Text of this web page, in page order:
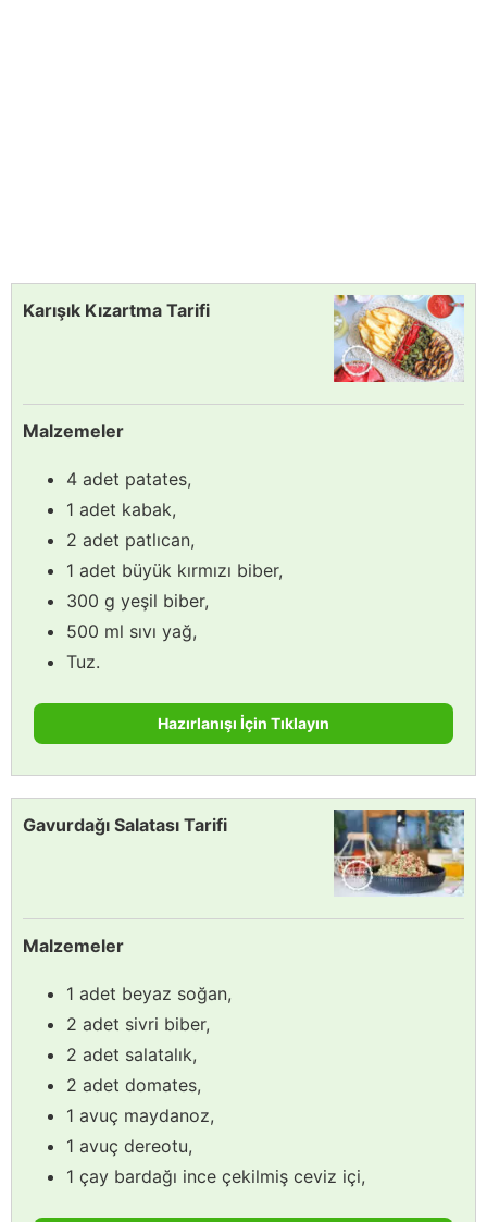
Karışık Kızartma Tarifi
Malzemeler
4 adet patates,
1 adet kabak,
2 adet patlıcan,
1 adet büyük kırmızı biber,
300 g yeşil biber,
500 ml sıvı yağ,
Tuz.
Hazırlanışı İçin Tıklayın
Gavurdağı Salatası Tarifi
Malzemeler
1 adet beyaz soğan,
2 adet sivri biber,
2 adet salatalık,
2 adet domates,
1 avuç maydanoz,
1 avuç dereotu,
1 çay bardağı ince çekilmiş ceviz içi,